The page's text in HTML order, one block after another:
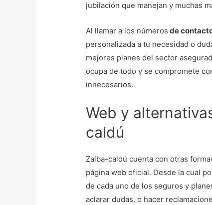
jubilación que manejan y muchas
Al llamar a los números de
personalizada a tu necesidad o
mejores planes del sector
ocupa de todo y se compromete
innecesarios.
Web y
caldú
Zalba-caldú cuenta con otras
página web oficial. Desde la cual
de cada uno de los seguros y
aclarar dudas, o hacer